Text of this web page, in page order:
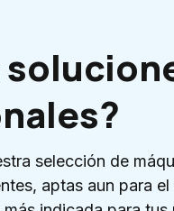
selección de
aptas aun para